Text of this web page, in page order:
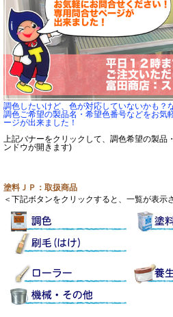
調色したいけど、色が対応していないかも？
調色ご希望の製品名・希望色番号などをお気
ージが出来ました！
上記バナーをクリックして、調色希望の製品
ンドウが開きます)
塗料ＪＰ：取扱商品
＜下記ボタンをクリックすると、一覧が表示